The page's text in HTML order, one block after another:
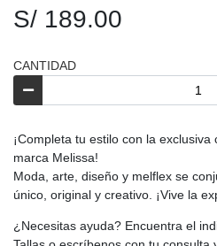
S/ 189.00
CANTIDAD
¡Completa tu estilo con la
marca Melissa!
Moda, arte, diseño y melflex se
único, original y creativo. ¡Vive la
¿Necesitas ayuda? Encuentra el